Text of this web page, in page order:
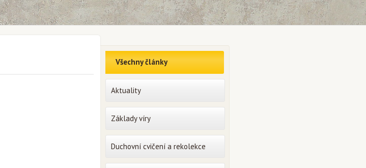
Všechny články
Aktuality
Základy víry
Duchovní cvičení a rekolekce